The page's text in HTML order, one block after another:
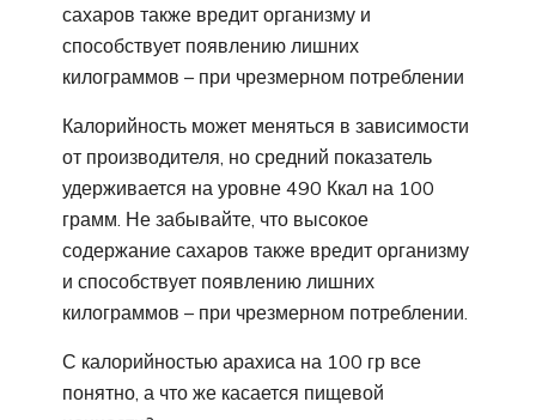
сахаров также вредит организму и
способствует появлению лишних
килограммов – при чрезмерном потреблении
Калорийность может меняться в зависимости
от производителя, но средний показатель
удерживается на уровне 490 Ккал на 100
грамм. Не забывайте, что высокое
содержание сахаров также вредит организму
и способствует появлению лишних
килограммов – при чрезмерном потреблении.
С калорийностью арахиса на 100 гр все
понятно, а что же касается пищевой